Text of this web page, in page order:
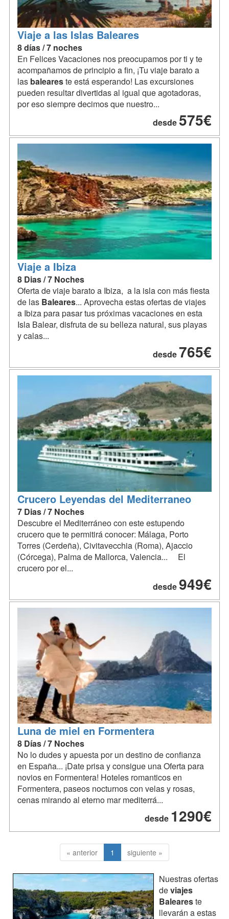
Viaje a las Islas Baleares
8 días / 7 noches
En Felices Vacaciones nos preocupamos por ti y te
acompañamos de principio a fin, ¡Tu viaje barato a
las baleareste está esperando! Las excursiones
pueden resultar divertidas al igual que agotadoras,
por eso siempre decimos que nuestro...
desde575€
Viaje a Ibiza
8 Dias / 7 Noches
Oferta de viaje barato a Ibiza, a la isla con más fiesta
de las Baleares... Aprovecha estas ofertas de viajes
a Ibiza para pasar tus próximas vacaciones en esta
Isla Balear, disfruta de su belleza natural, sus playas
y calas...
desde765€
Crucero Leyendas del Mediterraneo
7 Dias / 7 Noches
Descubre el Mediterráneo con este estupendo
crucero que te permitirá conocer: Málaga, Porto
Torres (Cerdeña), Civitavecchia (Roma), Ajaccio
(Córcega), Palma de Mallorca, Valencia... El
crucero por el...
desde949€
Luna de miel en Formentera
8 Días / 7 Noches
No lo dudes y apuesta por un destino de confianza
en España... ¡Date prisa y consigue una Oferta para
novios en Formentera! Hoteles romanticos en
Formentera, paseos nocturnos con velas y rosas,
cenas mirando al eterno mar mediterrá...
desde 1290€
« anterior 1 siguiente »
Nuestras ofertas
deviajes
Baleareste
llevarán a estas